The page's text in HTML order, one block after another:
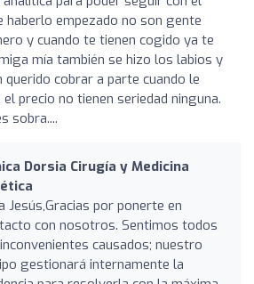
haberlo empezado no son gente
y cuando te tienen cogido ya te
mía también se hizo los labios y
cobrar a parte cuando le
precio no tienen seriedad ninguna.
sobra....
Dorsia Cirugía y Medicina
Jesús,Gracias por ponerte en
con nosotros. Sentimos todos
causados; nuestro
gestionará internamente la